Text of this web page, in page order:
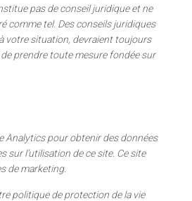
pas de conseil juridique et ne
comme tel. Des conseils juridiques
votre situation, devraient toujours
prendre toute mesure fondée sur
Analytics pour obtenir des données
sur l’utilisation de ce site. Ce site
de marketing.
politique de protection de la vie